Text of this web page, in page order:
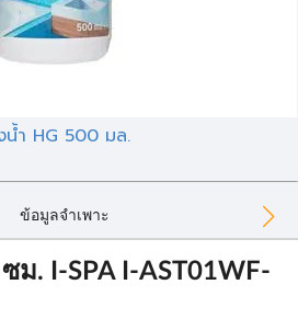
น้ำ HG 500 มล.
ข้อมูลจำเพาะ
ม. I-SPA I-AST01WF-